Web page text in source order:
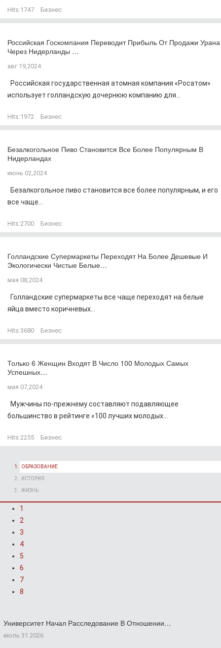
Hits:1747 Бизнес
Российская Госкомпания Переводит Прибыль От Продажи Урана
Через Нидерланды …
авг 19,2024
Российская государственная атомная компания «Росатом»
использует голландскую дочернюю компанию для...
Hits:1972 Бизнес
Безалкогольное Пиво Становится Все Более Популярным В
Нидерландах
июнь 02,2024
Безалкогольное пиво становится все более популярным, и его
все чаще...
Hits:2700 Бизнес
Голландские Супермаркеты Переходят На Более Дешевые И
Экологически Чистые Белые…
мая 08,2024
Голландские супермаркеты все чаще переходят на белые
яйца вместо коричневых...
Hits:3680 Бизнес
Только 6 Женщин Входят В Число 100 Молодых Самых
Успешных…
мая 07,2024
Мужчины по-прежнему составляют подавляющее
большинство в рейтинге «100 лучших молодых...
Hits:2255 Бизнес
ОБРАЗОВАНИЕ
ИСТОРИЯ
ЖИЗНЬ
1
2
3
4
5
6
7
8
Университет Начал Расследование В Отношении…
июль 31 2026